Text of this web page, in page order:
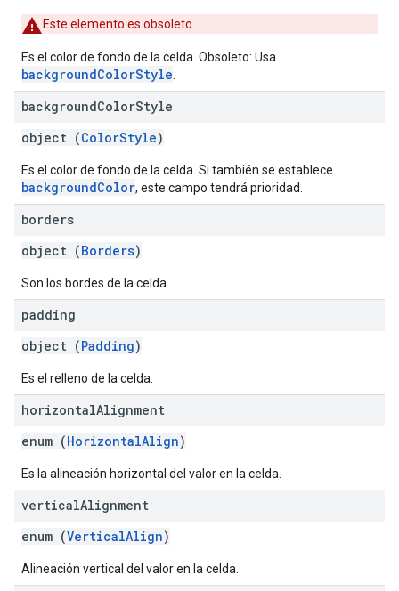
Este elemento es obsoleto.
Es el color de fondo de la celda. Obsoleto: Usa
backgroundColorStyle
backgroundColorStyle
object (ColorStyle)
Es el color de fondo de la celda. Si también se establece
backgroundColor, este campo tendrá prioridad.
borders
object (Borders)
Son los bordes de la celda.
padding
object (Padding)
Es el relleno de la celda.
horizontalAlignment
enum (HorizontalAlign)
Es la alineación horizontal del valor en la celda.
verticalAlignment
enum (VerticalAlign)
Alineación vertical del valor en la celda.